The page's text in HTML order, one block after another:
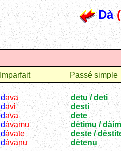
Dà
Imparfait Passé simple
dava
davi
dava
dàvamu
dàvate
dàvanu
detu / deti
desti
dete
dètimu /
deste /
dètenu